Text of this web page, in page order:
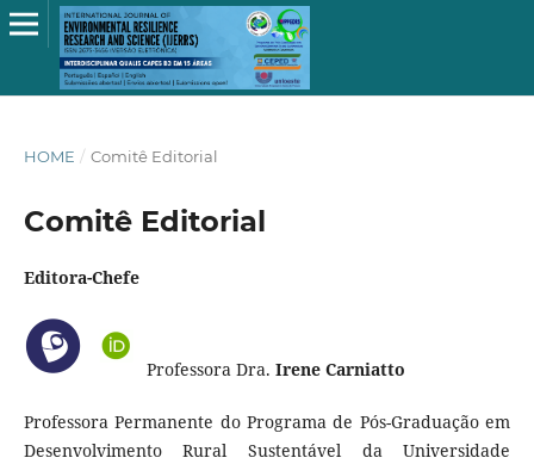
HOME / Comitê Editorial
Comitê Editorial
Editora-Chefe
Professora Dra. Irene Carniatto
Professora Permanente do Programa de Pós-Graduação em
Desenvolvimento Rural Sustentável da Universidade